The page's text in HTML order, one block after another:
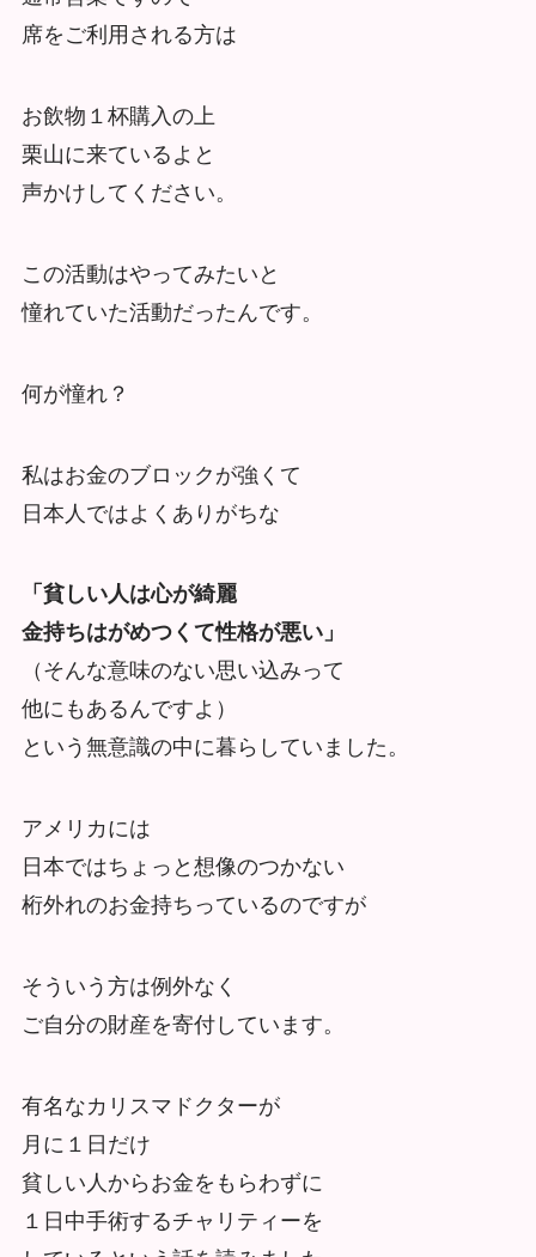
席をご利用される方は
お飲物１杯購入の上
栗山に来ているよと
声かけしてください。
この活動はやってみたいと
憧れていた活動だったんです。
何が憧れ？
私はお金のブロックが強くて
日本人ではよくありがちな
「貧しい人は心が綺麗
金持ちはがめつくて性格が悪い」
（そんな意味のない思い込みって
他にもあるんですよ）
という無意識の中に暮らしていました。
アメリカには
日本ではちょっと想像のつかない
桁外れのお金持ちっているのですが
そういう方は例外なく
ご自分の財産を寄付しています。
有名なカリスマドクターが
月に１日だけ
貧しい人からお金をもらわずに
１日中手術するチャリティーを